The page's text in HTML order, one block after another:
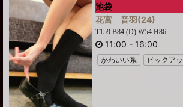
池袋
花宮 音羽(24)
T159 B84 (D) W54 H86
11:00 - 16:00
かわいい系 ピックア